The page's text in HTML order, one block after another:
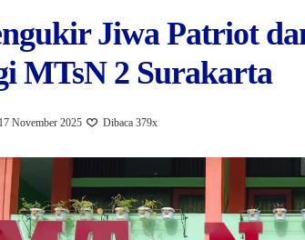
Jiwa Patriot
MTsN 2 Surakarta
November 2025 Dibaca 379x